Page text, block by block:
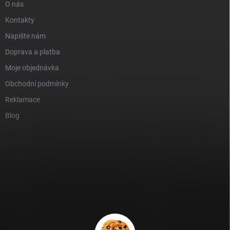
O nás
Kontakty
Napište nám
Doprava a platba
Moje objednávka
Obchodní podmínky
Reklamace
Blog